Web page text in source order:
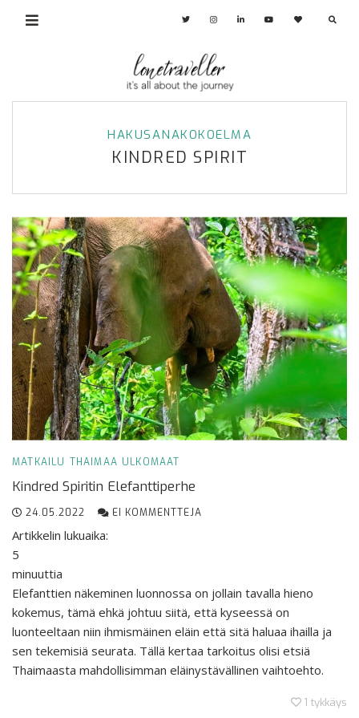
HAKUSANAKOKOELMA
KINDRED SPIRIT
MATKAILU THAIMAA ULKOMAAT
Kindred Spiritin Elefanttiperhe
24.05.2022 EI KOMMENTTEJA
Artikkelin lukuaika:
5
minuuttia
Elefanttien näkeminen luonnossa on jollain tavalla hieno
kokemus, tämä ehkä johtuu siitä, että kyseessä on
luonteeltaan niin ihmismäinen eläin että sitä haluaa ihailla ja
sen tekemisiä seurata. Tällä kertaa tarkoitus olisi etsiä
Thaimaasta mahdollisimman eläinystävällinen vaihtoehto.
1 tykkäys